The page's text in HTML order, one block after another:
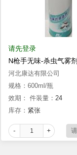
请先登录
N枪手无味-杀虫气雾剂
河北康达有限公司
规格：600ml/瓶
效期： 件装量： 24
库存： 紧张
- +